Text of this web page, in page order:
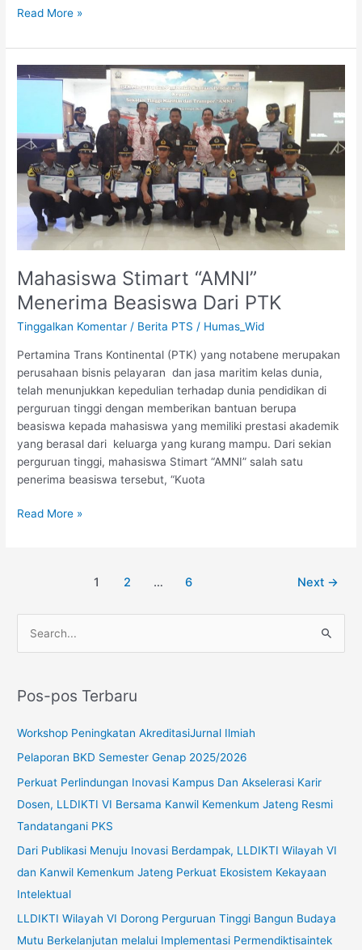
Read More »
Mahasiswa Stimart “AMNI”
Menerima Beasiswa Dari PTK
Tinggalkan Komentar / Berita PTS / Humas_Wid
Pertamina Trans Kontinental (PTK) yang notabene merupakan
perusahaan bisnis pelayaran dan jasa maritim kelas dunia,
telah menunjukkan kepedulian terhadap dunia pendidikan di
perguruan tinggi dengan memberikan bantuan berupa
beasiswa kepada mahasiswa yang memiliki prestasi akademik
yang berasal dari keluarga yang kurang mampu. Dari sekian
perguruan tinggi, mahasiswa Stimart “AMNI” salah satu
penerima beasiswa tersebut, “Kuota
Mahasiswa
Menerima
Beasiswa
Dari
PTK
Read More »
1 2 … 6 Next →
i
u
k
:
Pos-pos Terbaru
Workshop Peningkatan AkreditasiJurnal Ilmiah
Pelaporan BKD Semester Genap 2025/2026
Perkuat Perlindungan Inovasi Kampus Dan Akselerasi Karir
Dosen, LLDIKTI VI Bersama Kanwil Kemenkum Jateng Resmi
Tandatangani PKS
Dari Publikasi Menuju Inovasi Berdampak, LLDIKTI Wilayah VI
dan Kanwil Kemenkum Jateng Perkuat Ekosistem Kekayaan
Intelektual
LLDIKTI Wilayah VI Dorong Perguruan Tinggi Bangun Budaya
Mutu Berkelanjutan melalui Implementasi Permendiktisaintek